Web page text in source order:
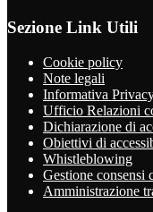
Sezione Link Utili
Cookie policy
Note legali
Informativa
Ufficio Relazioni
Dichiarazione di
Obiettivi di
Whistleblowing
Gestione consensi
Amministrazione